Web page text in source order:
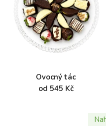
Ovocný tác
od 545 Kč